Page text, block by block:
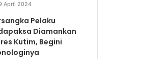
April 2024
Pelaku
Diamankan
Kutim, Begini